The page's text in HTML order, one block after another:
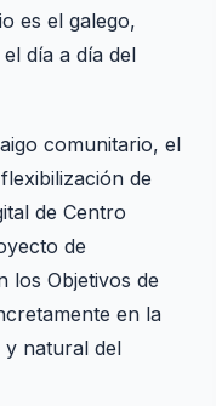
es el galego,
día a día del
comunitario, el
de
de Centro
de
los Objetivos de
en la
natural del